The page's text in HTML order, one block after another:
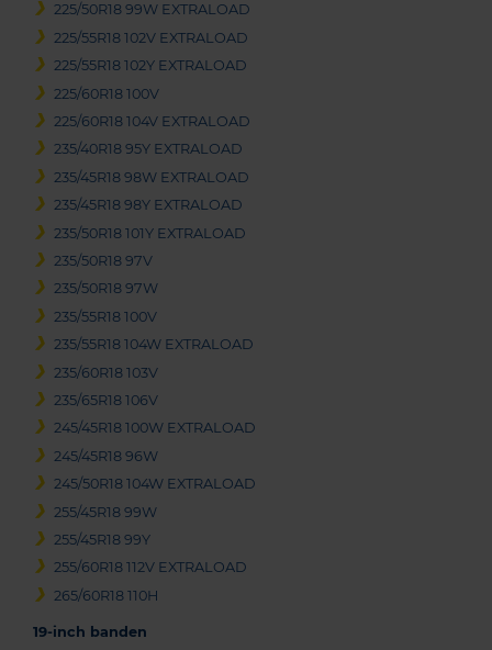
225/50R18 99W EXTRALOAD
225/55R18 102V EXTRALOAD
225/55R18 102Y EXTRALOAD
225/60R18 100V
225/60R18 104V EXTRALOAD
235/40R18 95Y EXTRALOAD
235/45R18 98W EXTRALOAD
235/45R18 98Y EXTRALOAD
235/50R18 101Y EXTRALOAD
235/50R18 97V
235/50R18 97W
235/55R18 100V
235/55R18 104W EXTRALOAD
235/60R18 103V
235/65R18 106V
245/45R18 100W EXTRALOAD
245/45R18 96W
245/50R18 104W EXTRALOAD
255/45R18 99W
255/45R18 99Y
255/60R18 112V EXTRALOAD
265/60R18 110H
19-inch banden